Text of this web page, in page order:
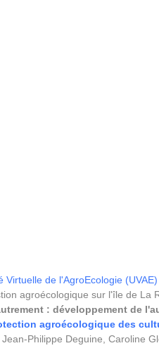
Virtuelle de l'AgroEcologie (UVAE)
agroécologique sur l'île de La
: développement de
agroécologique des
Philippe Deguine, Caroline